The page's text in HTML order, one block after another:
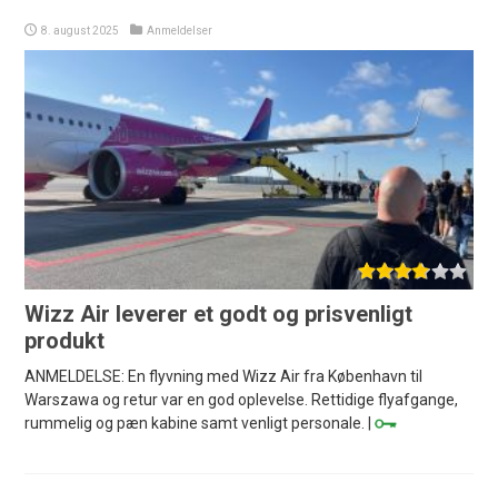
8. august 2025 Anmeldelser
Wizz Air leverer et godt og prisvenligt
produkt
ANMELDELSE: En flyvning med Wizz Air fra København til
Warszawa og retur var en god oplevelse. Rettidige flyafgange,
rummelig og pæn kabine samt venligt personale. |